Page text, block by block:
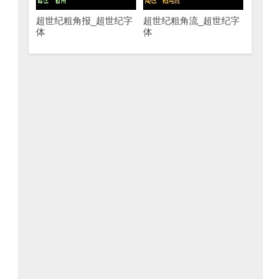
超世纪粗角报_超世纪字
体
超世纪粗角流_超世纪字
体